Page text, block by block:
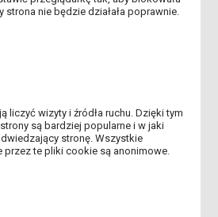
TEMATYCE HARCERSKIEJ - 12.05.2026
I UNIWERSYTETU W
strona nie będzie działała poprawnie.
liczyć wizyty i źródła ruchu. Dzięki tym
są bardziej popularne i w jaki
stronę. Wszystkie
przez te pliki cookie są anonimowe.